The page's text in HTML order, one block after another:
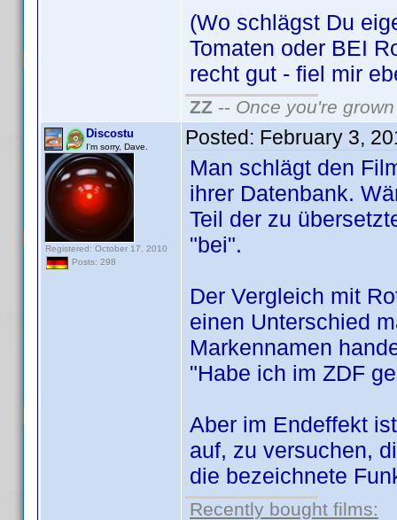
(Wo schlägst Du
Tomaten oder BEI
recht gut - fiel mir
ZZ -- Once you're
Discostu
I'm sorry, Dave.
Registered: October 17, 2010
Posts: 298
Posted: February 3,
Man schlägt den
ihrer Datenbank.
Teil der zu
"bei".
Der Vergleich mit
einen Unterschied
Markennamen
"Habe ich im ZDF
Aber im Endeffekt
auf, zu versuchen,
die bezeichnete
Recently bought films: